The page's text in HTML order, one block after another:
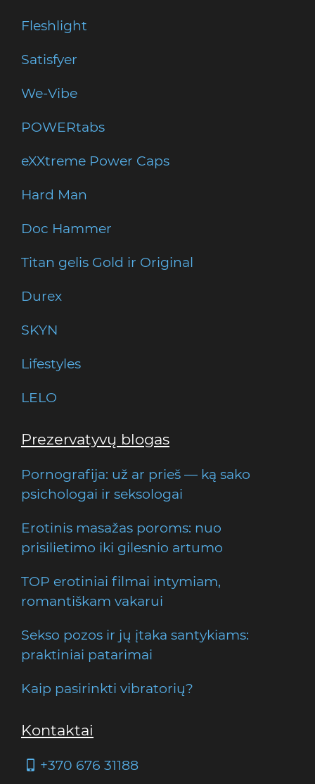
Fleshlight
Satisfyer
We-Vibe
POWERtabs
eXXtreme Power Caps
Hard Man
Doc Hammer
Titan gelis Gold ir Original
Durex
SKYN
Lifestyles
LELO
Prezervatyvų blogas
Pornografija: už ar prieš — ką sako
psichologai ir seksologai
Erotinis masažas poroms: nuo
prisilietimo iki gilesnio artumo
TOP erotiniai filmai intymiam,
romantiškam vakarui
Sekso pozos ir jų įtaka santykiams:
praktiniai patarimai
Kaip pasirinkti vibratorių?
Kontaktai
+370 676 31188